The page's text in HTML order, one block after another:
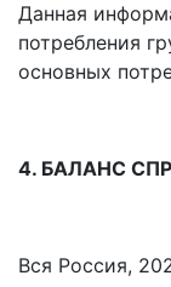
Данная
потребления
основных
4. БАЛАНС
Вся Россия,